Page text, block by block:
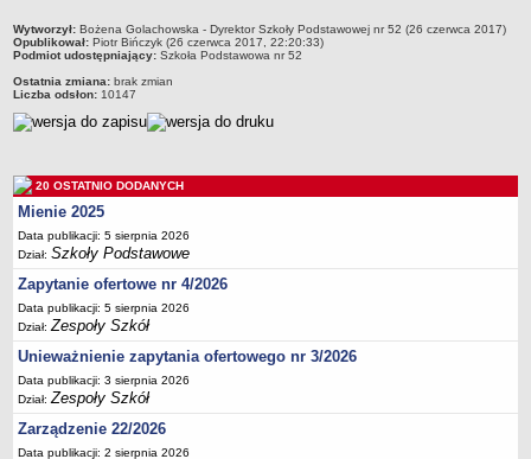
Specjalny Ośrodek nr 1
Specjalny Ośrodek nr 5
BURSA MIEJSKA
Dane podstawowe
Majątek
Godziny dyżurów
Ogłoszenie
Zarządzenia
Kontrole
Rejestry, ewidencje, archiwa
Sprawozdania
Deklaracja dostępności
PORADNIE PSYCHOLOGICZNO-PEDAGOGICZNE
Zespół Poradni
metryczka
Wytworzył: Bożena Golachowska - Dyrektor Szkoły Podstawowej nr 52 (26 czerwca 2017)
Opublikował: Piotr Bińczyk (26 czerwca 2017, 22:20:33)
Podmiot udostępniający: Szkoła Podstawowa nr 52
Ostatnia zmiana: brak zmian
Liczba odsłon: 10147
20 OSTATNIO DODANYCH
Mienie 2025
Data publikacji: 5 sierpnia 2026
Dział:Szkoły Podstawowe
Zapytanie ofertowe nr 4/2026
Data publikacji: 5 sierpnia 2026
Dział:Zespoły Szkół
Unieważnienie zapytania ofertowego nr 3/2026
Data publikacji: 3 sierpnia 2026
Dział:Zespoły Szkół
Zarządzenie 22/2026
Data publikacji: 2 sierpnia 2026